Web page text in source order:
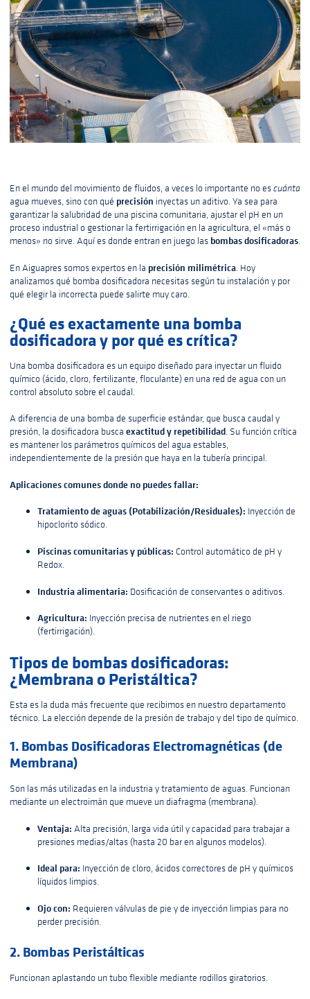
En el mundo del movimiento de fluidos, a veces lo importante no escuánta
agua mueves, sino con qué precisión inyectas un aditivo. Ya sea para
garantizar la salubridad de una piscina comunitaria, ajustar el pH en un
proceso industrial o gestionar la fertirrigación en la agricultura, el «más o
menos» no sirve. Aquí es donde entran en juego las bombas dosificadoras.
En Aiguapres somos expertos en la precisión milimétrica. Hoy
analizamos qué bomba dosificadora necesitas según tu instalación y por
qué elegir la incorrecta puede salirte muy caro.
¿Qué es exactamente una bomba
dosificadora y por qué es crítica?
Una bomba dosificadora es un equipo diseñado para inyectar un fluido
químico (ácido, cloro, fertilizante, floculante) en una red de agua con un
control absoluto sobre el caudal.
A diferencia de una bomba de superficie estándar, que busca caudal y
presión, la dosificadora busca exactitud y repetibilidad. Su función crítica
es mantener los parámetros químicos del agua estables,
independientemente de la presión que haya en la tubería principal.
Aplicaciones comunes donde no puedes fallar:
Tratamiento de aguas (Potabilización/Residuales): Inyección de
hipoclorito sódico.
Piscinas comunitarias y públicas: Control automático de pH y
Redox.
Industria alimentaria: Dosificación de conservantes o aditivos.
Agricultura: Inyección precisa de nutrientes en el riego
(fertirrigación).
Tipos de bombas dosificadoras:
¿Membrana o Peristáltica?
Esta es la duda más frecuente que recibimos en nuestro departamento
técnico. La elección depende de la presión de trabajo y del tipo de químico.
1. Bombas Dosificadoras Electromagnéticas (de
Membrana)
Son las más utilizadas en la industria y tratamiento de aguas. Funcionan
mediante un electroimán que mueve un diafragma (membrana).
Ventaja: Alta precisión, larga vida útil y capacidad para trabajar a
presiones medias/altas (hasta 20 bar en algunos modelos).
Ideal para: Inyección de cloro, ácidos correctores de pH y químicos
líquidos limpios.
Ojo con: Requieren válvulas de pie y de inyección limpias para no
perder precisión.
2. Bombas Peristálticas
Funcionan aplastando un tubo flexible mediante rodillos giratorios.